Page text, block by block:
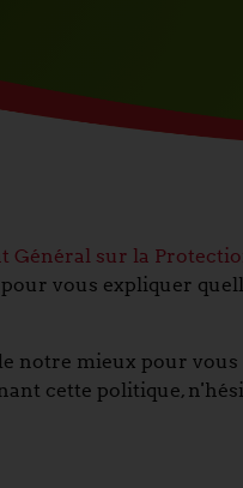
Général sur la
vous expliquer
notre mieux pour
cette politique,